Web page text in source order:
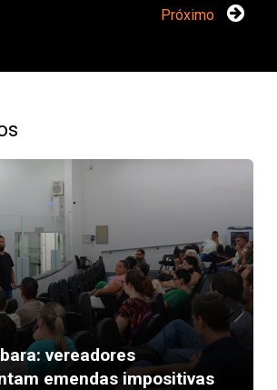
Próximo
vereadores
emendas impositivas